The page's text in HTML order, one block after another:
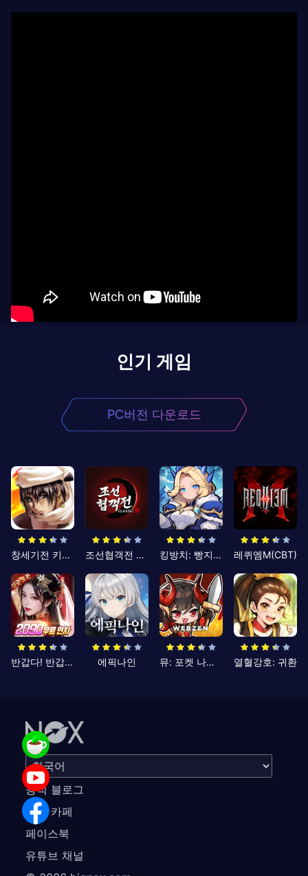
인기 게임
PC버전 다운로드
창세기전 키우기 조선협객전 클래식 킹방치: 빵지의 제왕 레퀴엠M(CBT)
반갑다! 반갑삼국지 에픽나인 뮤: 포켓 나이츠 열혈강호: 귀환
공식 블로그
공식 카페
페이스북
유튜브 채널